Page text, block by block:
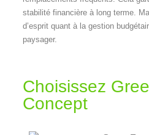
stabilité financière à long terme.
d’esprit quant à la gestion
paysager.
Choisissez
Concept